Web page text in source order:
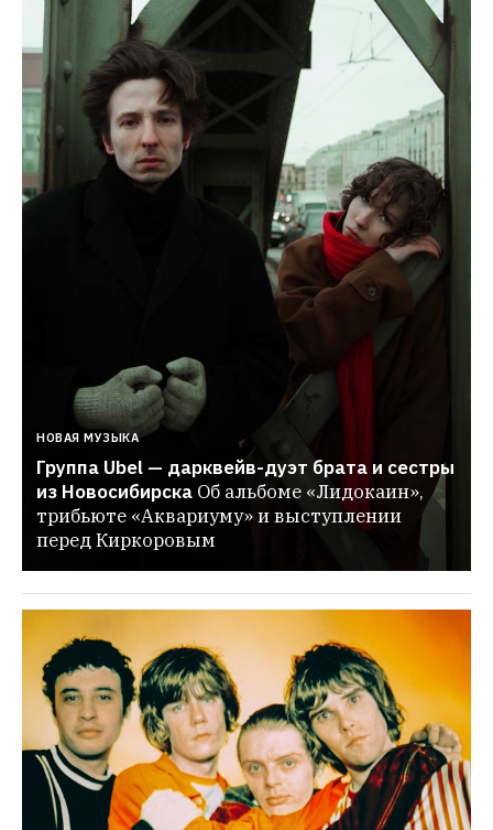
НОВАЯ МУЗЫКА
Группа Ubel — дарквейв-дуэт брата и сестры
из Новосибирска Об альбоме «Лидокаин»,
трибьюте «Аквариуму» и выступлении
перед Киркоровым